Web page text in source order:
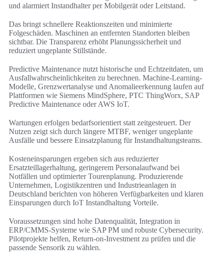
und alarmiert Instandhalter per Mobilgerät oder Leitstand.
Das bringt schnellere Reaktionszeiten und minimierte
Folgeschäden. Maschinen an entfernten Standorten bleiben
sichtbar. Die Transparenz erhöht Planungssicherheit und
reduziert ungeplante Stillstände.
Predictive Maintenance nutzt historische und Echtzeitdaten, um
Ausfallwahrscheinlichkeiten zu berechnen. Machine-Learning-
Modelle, Grenzwertanalyse und Anomalieerkennung laufen auf
Plattformen wie Siemens MindSphere, PTC ThingWorx, SAP
Predictive Maintenance oder AWS IoT.
Wartungen erfolgen bedarfsorientiert statt zeitgesteuert. Der
Nutzen zeigt sich durch längere MTBF, weniger ungeplante
Ausfälle und bessere Einsatzplanung für Instandhaltungsteams.
Kosteneinsparungen ergeben sich aus reduzierter
Ersatzteillagerhaltung, geringerem Personalaufwand bei
Notfällen und optimierter Tourenplanung. Produzierende
Unternehmen, Logistikzentren und Industrieanlagen in
Deutschland berichten von höheren Verfügbarkeiten und klaren
Einsparungen durch IoT Instandhaltung Vorteile.
Voraussetzungen sind hohe Datenqualität, Integration in
ERP/CMMS-Systeme wie SAP PM und robuste Cybersecurity.
Pilotprojekte helfen, Return-on-Investment zu prüfen und die
passende Sensorik zu wählen.